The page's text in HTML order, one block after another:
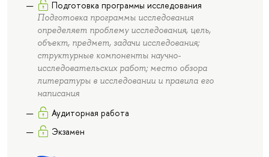
Подготовка программы исследования
Подготовка программы исследования
определяет проблему исследования, цель,
объект, предмет, задачи исследования;
структурные компоненты научно-
исследовательских работ; место обзора
литературы в исследовании и правила его
написания
Аудиторная работа
Экзамен